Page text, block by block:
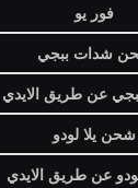
فور يو
شدات ببجي
عن طريق الايدي
شحن يلا لودو
عن طريق الايدي